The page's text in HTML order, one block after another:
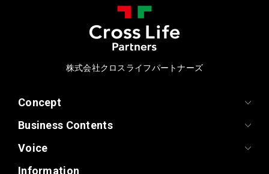
株式会社クロスライフパートナーズ
Concept
Business Contents
Voice
Information